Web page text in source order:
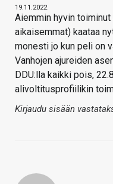
19.11.2022
Aiemmin hyvin
aikaisemmat) kaataa
monesti jo kun peli on
Vanhojen ajureiden
DDU:lla kaikki pois,
alivoltitusprofiilikin
Kirjaudu sisään